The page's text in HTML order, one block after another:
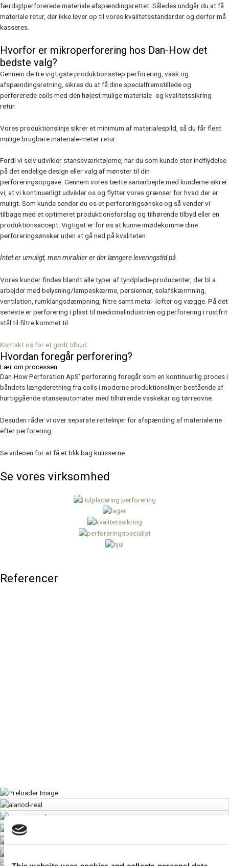
færdigtperforerede materiale afspændingsrettet. Således undgår du at få
materiale retur, der ikke lever op til vores kvalitetsstandarder og derfor må
kasseres.
Hvorfor er mikroperforering hos Dan-How det
bedste valg?
Gennem de tre vigtigste produktionsstep perforering, vask og
afspændingsretning, sikres du at få dine specialfremstillede og
perforerede coils med den højest mulige materiale- og kvalitetssikring
retur.
Vores produktionslinje sikrer et minimum af materialespild, så du får flest
mulige brugbare materiale-meter retur.
Fordi vi selv udvikler stanseværktøjerne, har du som kunde stor indflydelse
på det endelige design eller valg af mønster til din
perforeringsopgave. Gennem vores tætte samarbejde med kunderne sikrer
vi, at vi kontinuerligt udvikler os og flytter vores grænser for hvad der er
muligt. Som kunde sender du os et perforeringsønske og så vender vi
tilbage med et optimeret produktionsforslag og tilhørende tilbyd eller en
produktionsaccept. Vigtigst er for os at kunne imødekomme dine
perforeringsønsker uden at gå ned på kvaliteten.
Intet er umuligt, men mirakler er der længere leveringstid på.
Vores kunder findes blandt alle typer af tyndplade-producenter, der bl.a.
arbejder med belysning/lampeskærme, persienner, solafskærmning,
ventilation, rumklangsdæmpning, filtre samt metal- lofter og vægge. På det
seneste er perforering i plast til medicinalindustrien og perforering i rustfrit
stål til filtre kommet til.
Kontakt os for et godt tilbud
Hvordan foregår perforering?
Lær om processen
Dan-How Perforation ApS’ perforering foregår som en kontinuerlig proces i
båndets længderetning fra coils i moderne produktionslinjer bestående af
hurtiggående stanseautomater med tilhørende vaskekar og tørreovne.
Desuden råder vi over separate rettelinjer for afspænding af materialerne
efter perforering.
Se videoen for at få et blik bag kulisserne.
Se vores virksomhed
Referencer